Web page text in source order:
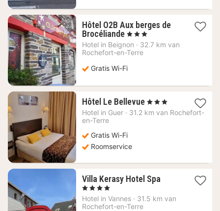
Hôtel O2B Aux berges de
Brocéliande 1
nacht
vanaf
€
, 3 Sterren
Hotel in Beignon · 32.7 km van
Rochefort-en-Terre
Gratis Wi-Fi
Hôtel Le Bellevue 1
nacht
, 3 Sterren
Hotel in Guer · 31.2 km van Rochefort-
en-Terre
Gratis Wi-Fi
Roomservice
Villa Kerasy Hotel Spa1
vanaf
, 4 Sterren
Hotel in Vannes · 31.5 km van
Rochefort-en-Terre